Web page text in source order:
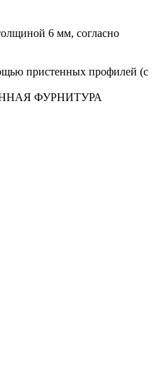
6 мм, согласно
пристенных профилей (с
ФУРНИТУРА